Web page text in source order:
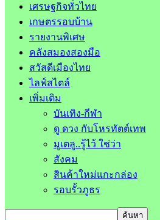
เศรษฐกิจทั่วไทย
เกษตรรอบบ้าน
รายงานพิเศษ
คลังสมองสองมือ
สวัสดีเมืองไทย
ไลฟ์สไตล์
เพิ่มเติม
บันเทิง-กีฬา
ดู ดวง กับโหรทัตต์เทพ
มูเตลู..รู้ไว้ ใช่ว่า
สังคม
สินค้าใหม่แกะกล่อง
รอบรั้วภูธร